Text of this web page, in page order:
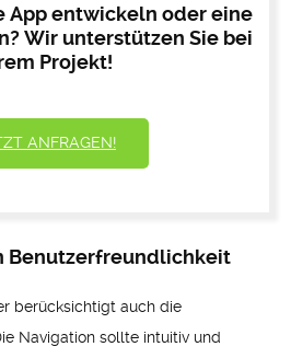
App entwickeln oder eine
Wir unterstützen Sie bei
Projekt!
ANFRAGEN!
Benutzerfreundlichkeit
berücksichtigt auch die
Navigation sollte intuitiv und